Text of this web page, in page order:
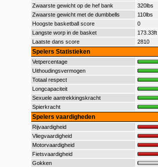
Zwaarste gewicht op de hef bank
320lbs
Zwaarste gewicht met de dumbbells
110lbs
Hoogste basketball score
0
Langste worp in de basket
173.33ft
Laatste dans score
2810
Spelers Statistieken
Vetpercentage
Uithoudingsvermogen
Totaal respect
Longcapaciteit
Sexuele aantrekkingskracht
Spierkracht
Spelers vaardigheden
Rijvaardigheid
Vliegvaardigheid
Motorvaardigheid
Fietsvaardigheid
Gokken